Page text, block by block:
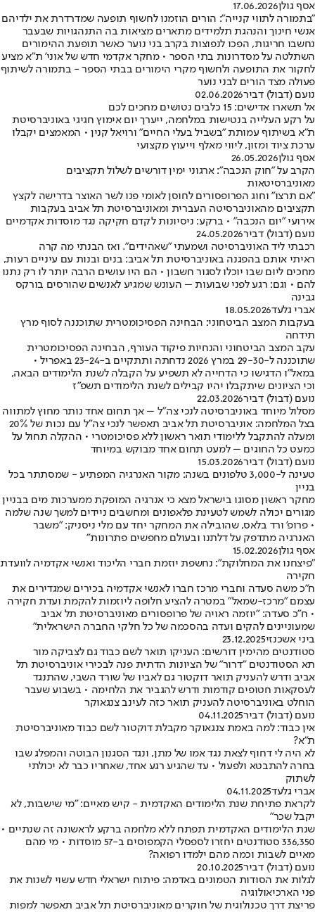
אסף גולן17.06.2026
"בתמורה לתווי קנייה": הורים הוזמנו לחשוף תופעה שמדרדרת את ילדיהם
אנשי חינוך והנהגת תלמידים מתארים מציאות בה התנהגויות שבעבר
נחשבו חריגות, הפכו לנפוצות בקרב בני נוער כאשר תופעת ההימורים
השתלטה על מסדרונות בתי הספר • מחקר אקדמי חדש של אוני' ת"א מציע
לחקור את התופעה ולחשוף מקרי הימורים בבתי הספר - בתמורה לשיתוף
פעולה מצד הורים לבני נוער
נועם (דבול) דביר02.06.2026
אל תשארו אדישים: 15 כלבים נטושים מחכים לכם
על רקע העלייה בנטישות במלחמה, ייערך יום אימוץ חגיגי באוניברסיטת
ת"א בשיתוף עמותת "בשביל בעלי החיים" ורויאל קנין • המאמצים יקבלו
ערכת ציוד ומזון, ליווי מאלף וייעוץ מקצועי
אסף גולן26.05.2026
הקרב על "חוק הנכבה": ארגוני ימין דורשים לשלול תקציבים
מאוניברסיטאות
"אם תרצו" וחוג הפרופסורים לחוסן לאומי פנו לשר האוצר בדרישה לקצץ
תקציבים מהאוניברסיטה העברית ומאוניברסיטת תל אביב בעקבות
אירועי "יום הנכבה" • ברקע: ניסיונות לקדם חקיקה נגד מוסדות אקדמיים
נועם (דבול) דביר24.05.2026
רכבתי ליד האוניברסיטה ושמעתי "שאהידים". ואז הבנתי מה קרה
ראיתי אותם בהפגנה באוניברסיטת תל אביב: בנים ובנות עם עיניים רעות,
מחכים ליום שבו יוכלו לסגור חשבון • הם היו עושים הרבה יותר לו רק נתנו
להם • וגם: רגע לפני שבועות – העונש שמגיע לאנשים שהורסים בורקס
גבינה
אברי גלעד18.05.2026
בעקבות המצב הביטחוני: הבחינה הפסיכומטרית שתוכננה לסוף מרץ
תידחה
עקב המצב הביטחוני והנחיות פיקוד העורף, הבחינה הפסיכומטרית
שתוכננה ל-29-30 במרץ 2026 נדחתה ותתקיים ב-23-24 באפריל •
במאל"ו הדגישו כי הדחייה לא תשפיע על הקבלה לשנת הלימודים הבאה,
וכי הציונים שיתקבלו יהיו קבילים לשנת הלימודים תשפ"ז
נועם (דבול) דביר22.03.2026
מסלול מיוחד באוניברסיטה לנכי צה"ל – אך תחום אחד נותר מחוץ למתווה
בצל המלחמה: אוניברסיטת תל אביב תאפשר לנכי צה"ל עם נכות של 20%
ומעלה להתקבל ללימודי תואר ראשון ללא פסיכומטרי • ההקלה תחול על
כמעט כל החוגים – למעט תחום אחד מבוקש במיוחד
נועם (דבול) דביר15.03.2026
טעינה ל-3,000 טלפונים בשנה: מקור האנרגיה המפתיע - שמסתתר בכל
בניין
מחקר ראשון מסוגו בישראל מצא כי אנרגיה המופקת ממערכות מים בבניין
מגורים יכולה לשמש לטעינת פלאפונים ומחשבים ניידים למשך שנה שלמה
• פרופ' ורד בלאס, שהובילה את המחקר יחד עם מלי ניסניק: "משבר
האנרגיה מתדפק על דלתנו ובעולם מחפשים פתרונות"
אסף גולן15.02.2026
"פיצחנו את המחלוקת": נחשפת יוזמת חברי הליכוד ואנשי אקדמיה לוועדת
חקירה
ח"כ משה סעדה וחברי מרכז חברו לאנשי אקדמיה בכירים שמגדירים את
עצמם "מרכז-שמאל" במטרה להציע חלופה ליוזמות להקמת ועדת חקירה
• ח"כ סעדה: "יוזמה ראויה של פרופסורים מאוניברסיטת תל אביב
שמעוניינים להקים ועדה בהסכמה של כל חלקי החברה הישראלית"
ביני אשכנזי23.12.2025
סטודנטים מהימין דורשים: העניקו תואר לשם כבוד גם לצביקה מור
תא הסטודנטים "דרור" של הציונות הדתית פנה לבכירי אוניברסיטת תל
אביב ודרש להעניק תואר דוקטור גם לאביו של שורד השבי, שהתנגד
לעסקאות חטופים קודמות ודרש להגביר את הלחימה • בשבוע שעבר
הוחלט באוניברסיטה להעניק תואר כזה לעינב צנגאוקר
נועם (דבול) דביר04.11.2025
אין כבוד: למה באמת צנגאוקר מקבלת דוקטור לשם כבוד מאוניברסיטת
ת"א?
לא היה לי דחוף לצאת נגד אמו של מתן, ונגד הסגנון הבוטה והמפלג שבו
בחרה להתבטא ולפעול • עד שהגיע רגע אחד, שאחריו כבר לא יכולתי
לשתוק
אברי גלעד04.11.2025
לקראת פתיחת שנת הלימודים האקדמית - קיש מאיים: "מי שישבות, לא
יקבל שכר"
שנת הלימודים האקדמית תפתח ללא מלחמה ברקע לראשונה זה שנתיים •
336,350 סטודנטים יחזרו לספסלי הקמפוסים ב-57 מוסדות • מי מהם
מאיים לשבות וכמה מהם ילמדו רפואה?
נועם (דבול) דביר20.10.2025
לגלות את הסודות הטמונים באדמה: פיתוח ישראלי חדש עשוי לשנות את
פני הארכיאולוגיה
פריצת דרך טכנולוגית של חוקרים מאוניברסיטת תל אביב תאפשר למפות